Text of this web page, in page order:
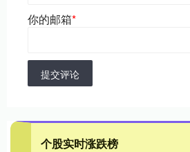
你的邮箱*
提交评论
个股实时涨跌榜